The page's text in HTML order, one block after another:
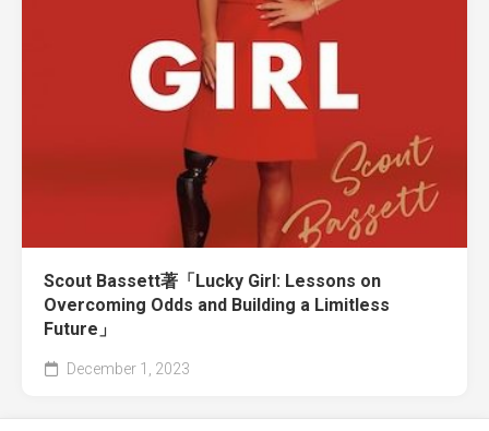
Scout Bassett著「Lucky Girl: Lessons on
Overcoming Odds and Building a Limitless
Future」
December 1, 2023